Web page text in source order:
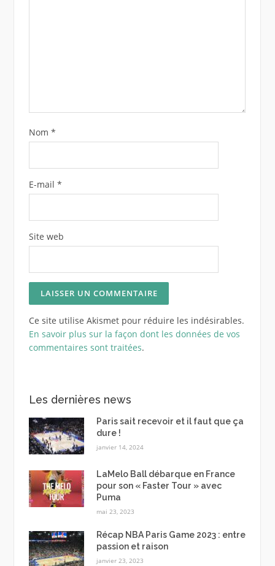
Nom *
E-mail *
Site web
Ce site utilise Akismet pour réduire les indésirables.
En savoir plus sur la façon dont les données de vos
commentaires sont traitées.
Les dernières news
Paris sait recevoir et il faut que ça
dure !
janvier 14, 2024
LaMelo Ball débarque en France
pour son « Faster Tour » avec
Puma
mai 23, 2023
Récap NBA Paris Game 2023 : entre
passion et raison
janvier 23, 2023